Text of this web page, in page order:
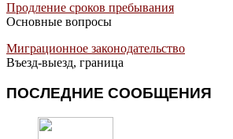
Продление сроков пребывания
Основные вопросы
Миграционное законодательство
Въезд-выезд, граница
ПОСЛЕДНИЕ СООБЩЕНИЯ